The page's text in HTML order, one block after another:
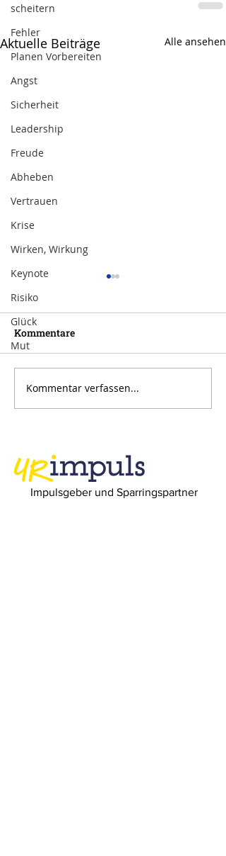
scheitern
Fehler
Planen Vorbereiten
Angst
Sicherheit
Leadership
Freude
Abheben
Vertrauen
Krise
Wirken, Wirkung
Keynote
Risiko
Glück
Mut
Aktuelle Beiträge Alle ansehen
Inspiration zur Woche
11/2024
Kommentare
Kommentar verfassen...
Impulsgeber und Sparringspartner